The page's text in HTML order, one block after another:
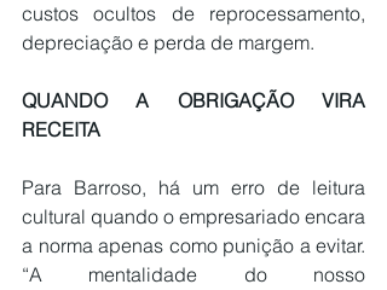
custos ocultos de reprocessamento,
depreciação e perda de margem.
QUANDO A OBRIGAÇÃO VIRA
RECEITA
Para Barroso, há um erro de leitura
cultural quando o empresariado encara
a norma apenas como punição a evitar.
“A mentalidade do nosso